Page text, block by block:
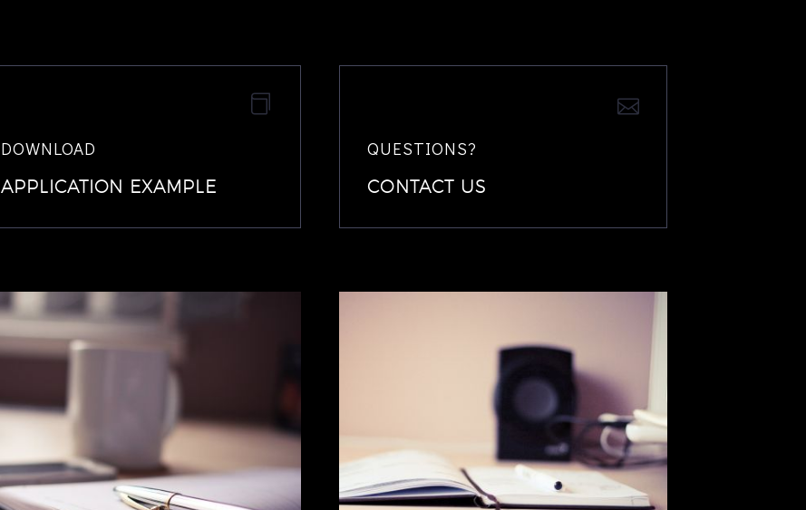
DOWNLOAD
APPLICATION EXAMPLE
QUESTIONS?
CONTACT US